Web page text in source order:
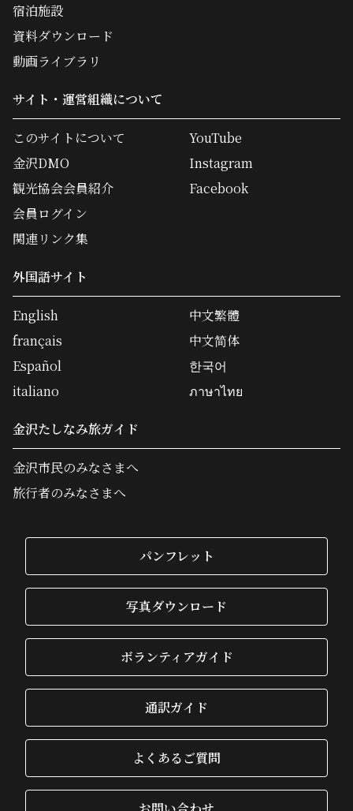
宿泊施設
資料ダウンロード
動画ライブラリ
サイト・運営組織について
このサイトについて
金沢DMO
観光協会会員紹介
会員ログイン
関連リンク集
YouTube
Instagram
Facebook
外国語サイト
English
français
Español
italiano
中文繁體
中文简体
한국어
ภาษาไทย
金沢たしなみ旅ガイド
金沢市民のみなさまへ
旅行者のみなさまへ
パンフレット
写真ダウンロード
ボランティアガイド
通訳ガイド
よくあるご質問